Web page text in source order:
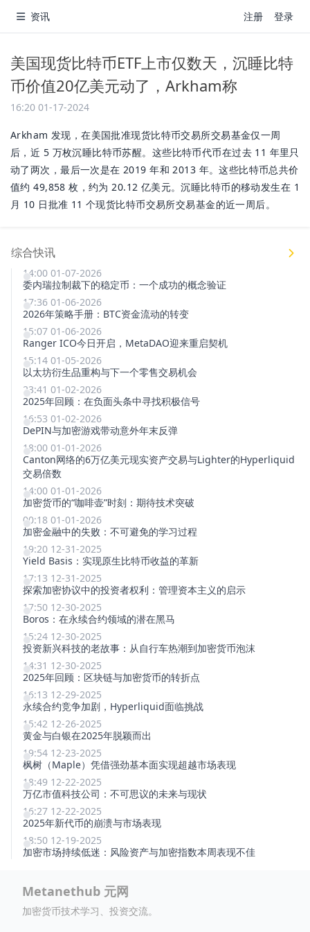
资讯 注册 登录
美国现货比特币ETF上市仅数天，沉睡比特
币价值20亿美元动了，Arkham称
16:20 01-17-2024
Arkham 发现，在美国批准现货比特币交易所交易基金仅一周
后，近 5 万枚沉睡比特币苏醒。这些比特币代币在过去 11 年里只
动了两次，最后一次是在 2019 年和 2013 年。这些比特币总共价
值约 49,858 枚，约为 20.12 亿美元。沉睡比特币的移动发生在 1
月 10 日批准 11 个现货比特币交易所交易基金的近一周后。
综合快讯
14:00 01-07-2026
委内瑞拉制裁下的稳定币：一个成功的概念验证
17:36 01-06-2026
2026年策略手册：BTC资金流动的转变
15:07 01-06-2026
Ranger ICO今日开启，MetaDAO迎来重启契机
15:14 01-05-2026
以太坊衍生品重构与下一个零售交易机会
23:41 01-02-2026
2025年回顾：在负面头条中寻找积极信号
16:53 01-02-2026
DePIN与加密游戏带动意外年末反弹
18:00 01-01-2026
Canton网络的6万亿美元现实资产交易与Lighter的Hyperliquid
交易倍数
14:00 01-01-2026
加密货币的“咖啡壶”时刻：期待技术突破
00:18 01-01-2026
加密金融中的失败：不可避免的学习过程
19:20 12-31-2025
Yield Basis：实现原生比特币收益的革新
17:13 12-31-2025
探索加密协议中的投资者权利：管理资本主义的启示
17:50 12-30-2025
Boros：在永续合约领域的潜在黑马
15:24 12-30-2025
投资新兴科技的老故事：从自行车热潮到加密货币泡沫
14:31 12-30-2025
2025年回顾：区块链与加密货币的转折点
16:13 12-29-2025
永续合约竞争加剧，Hyperliquid面临挑战
15:42 12-26-2025
黄金与白银在2025年脱颖而出
19:54 12-23-2025
枫树（Maple）凭借强劲基本面实现超越市场表现
18:49 12-22-2025
万亿市值科技公司：不可思议的未来与现状
16:27 12-22-2025
2025年新代币的崩溃与市场表现
18:50 12-19-2025
加密市场持续低迷：风险资产与加密指数本周表现不佳
Metanethub 元网
加密货币技术学习、投资交流。